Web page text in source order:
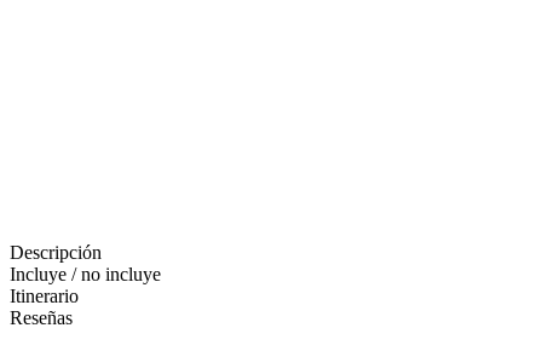
Descripción
Incluye / no incluye
Itinerario
Reseñas